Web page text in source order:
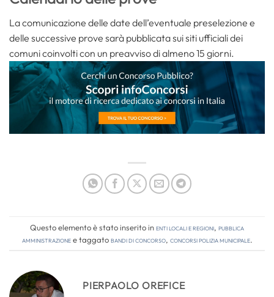
La comunicazione delle date dell’eventuale preselezione e
delle successive prove sarà pubblicata sui siti ufficiali dei
comuni coinvolti con un preavviso di almeno 15 giorni.
Questo elemento è stato inserito inEnti locali e regioni, Pubblica
amministrazionee taggatobandi di concorso, concorsi polizia municipale.
PIERPAOLO OREFICE